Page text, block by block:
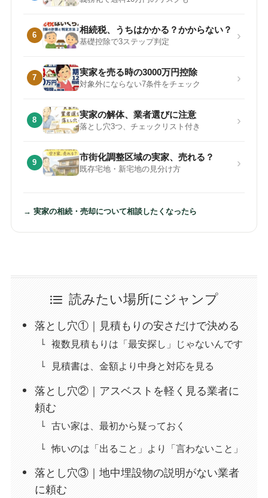
6
相続税、うちはかかる？かからない？
基礎控除で3ステップ判定 ›
7
実家を売る時の3000万円控除
対象外にならない7条件をチェック ›
8
実家の解体、業者選びに注意
落とし穴3つ、チェックリスト付き ›
9
市街化調整区域の実家、売れる？
既存宅地・新宅地の見分け方 ›
→ 実家の相続・売却について相談したくなったら
読みたい場所にジャンプ
落とし穴①｜見積もりの安さだけで決める
複数見積もりは「最安探し」じゃないんです
見積書は、金額より中身と対応を見る
落とし穴②｜アスベストを軽く見る業者に
頼む
古い家は、最初から疑っておく
怖いのは「出ること」より「言わないこと」
落とし穴③｜地中埋設物の説明がない業者
に頼む